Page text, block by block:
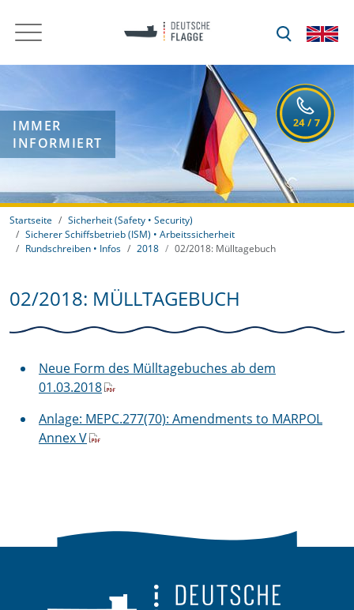
IMMER
INFORMIERT
Startseite
Sicherheit (Safety • Security)
Sicherer Schiffsbetrieb (ISM) • Arbeitssicherheit
Rundschreiben • Infos
2018 02/2018: Mülltagebuch
02/2018: MÜLLTAGEBUCH
Neue Form des Mülltagebuches ab dem
01.03.2018
Anlage: MEPC.277(70): Amendments to MARPOL
Annex V